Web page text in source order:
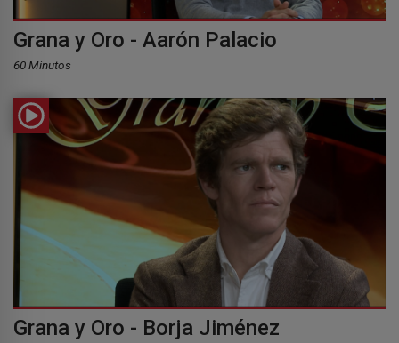
Grana y Oro - Aarón Palacio
60 Minutos
Grana y Oro - Borja Jiménez